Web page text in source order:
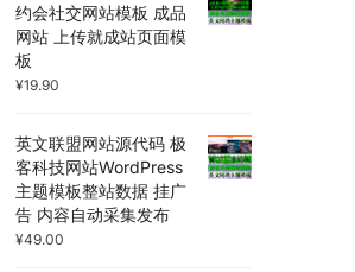
约会社交网站模板 成品
网站 上传就成站页面模
板
¥19.90
英文联盟网站源代码 极
客科技网站WordPress
主题模板整站数据 挂广
告 内容自动采集发布
¥49.00